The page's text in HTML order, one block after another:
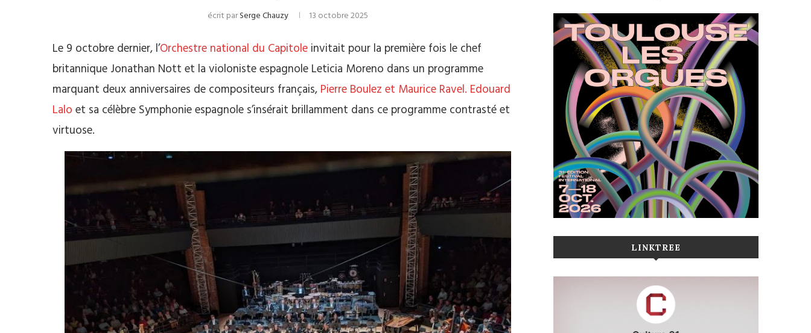
écrit parSerge Chauzy 13 octobre 2025
Le 9 octobre dernier, l’Orchestre national du Capitole invitait pour la première fois le chef
britannique Jonathan Nott et la violoniste espagnole Leticia Moreno dans un programme
marquant deux anniversaires de compositeurs français, Pierre Boulez et Maurice Ravel. Edouard
Lalo et sa célèbre Symphonie espagnole s’insérait brillamment dans ce programme contrasté et
virtuose.
LINKTREE